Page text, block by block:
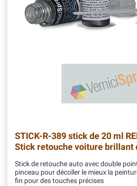
STICK-R-389stick de 20 ml
Stick retouche voiture brillant
Stick de retouche auto avec double
pinceau pour décoller le mieux la
fin pour des touches précises